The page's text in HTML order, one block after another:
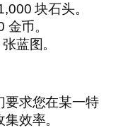
块石头。
币。
蓝图。
要求您在某一特
效率。